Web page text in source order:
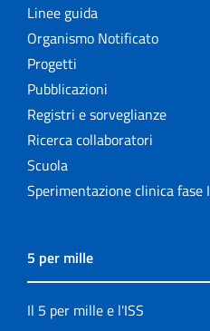
Linee guida
Organismo Notificato
Progetti
Pubblicazioni
Registri e sorveglianze
Ricerca collaboratori
Scuola
Sperimentazione clinica fase I
5 per mille
Il 5 per mille e l'ISS